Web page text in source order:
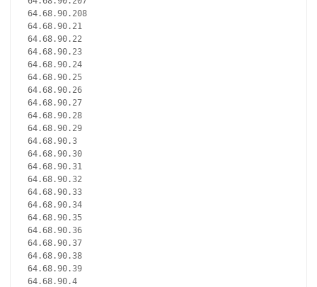
64.68.90.208
64.68.90.21
64.68.90.22
64.68.90.23
64.68.90.24
64.68.90.25
64.68.90.26
64.68.90.27
64.68.90.28
64.68.90.29
64.68.90.3
64.68.90.30
64.68.90.31
64.68.90.32
64.68.90.33
64.68.90.34
64.68.90.35
64.68.90.36
64.68.90.37
64.68.90.38
64.68.90.39
64.68.90.4